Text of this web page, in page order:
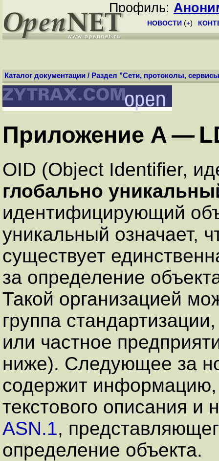
Профиль:
НОВОСТИ (+)
Каталог документации / Раздел "Сети, протоколы,
Приложение A —
OID (Object Identifier,
глобально
идентифицирующий
уникальный означает,
существует
за определение
Такой организацией
группа
или частное
ниже). Следующее за
содержит информацию,
текстового описания и
ASN.1,
определение объекта.